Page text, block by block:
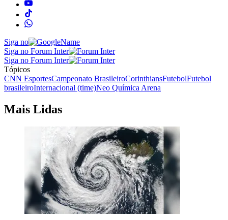
Siga no
Siga no Forum Inter
Siga no Forum Inter
Tópicos
CNN EsportesCampeonato BrasileiroCorinthiansFutebolFutebol
brasileiroInternacional (time)Neo Química Arena
Mais Lidas